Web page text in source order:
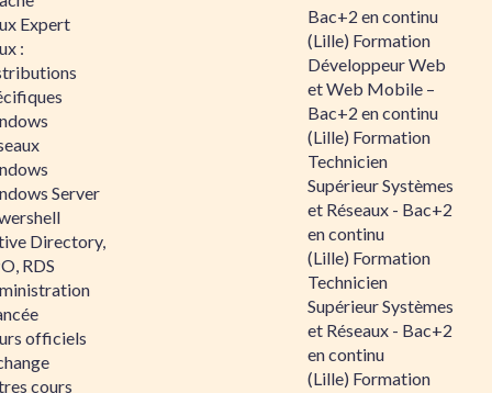
Expert
:
Server
Directory,
RDS
officiels
cours
Bac+2 en continu
(Lille) Formation
Développeur Web
et Web Mobile –
Bac+2 en continu
(Lille) Formation
Technicien
Supérieur Systèmes
et Réseaux - Bac+2
en continu
(Lille) Formation
Technicien
Supérieur Systèmes
et Réseaux - Bac+2
en continu
(Lille) Formation